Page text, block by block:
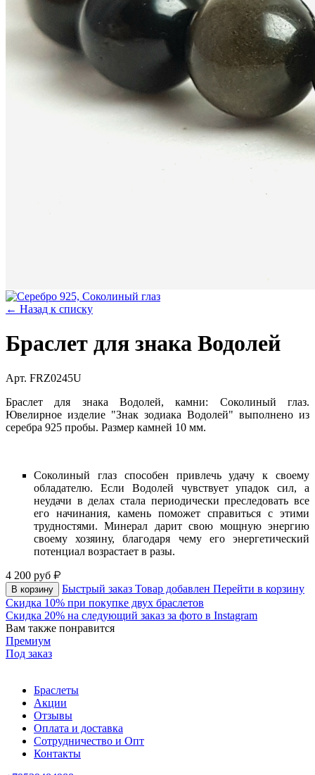
← Назад к списку
Браслет для знака Водолей
Арт. FRZ0245U
Браслет для знака Водолей, камни: Соколиный глаз.
Ювелирное изделие "Знак зодиака Водолей" выполнено из
серебра 925 пробы. Размер камней 10 мм.
Соколиный глаз способен привлечь удачу к своему
обладателю. Если Водолей чувствует упадок сил, а
неудачи в делах стала периодически преследовать все
его начинания, камень поможет справиться с этими
трудностями. Минерал дарит свою мощную энергию
своему хозяину, благодаря чему его энергетический
потенциал возрастает в разы.
4 200 руб
В корзину Быстрый заказ Товар добавлен Перейти в корзину
Скидка 10% при покупке двух браслетов
Скидка 20% на следующий заказ за фото в Instagram
Вам также понравится
Премиум
Под заказ
Браслеты
Акции
Отзывы
Оплата и доставка
Сотрудничество и Опт
Контакты